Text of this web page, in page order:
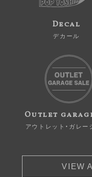
Decal
デカール
Outlet
アウトレット・ガレー
VIEW